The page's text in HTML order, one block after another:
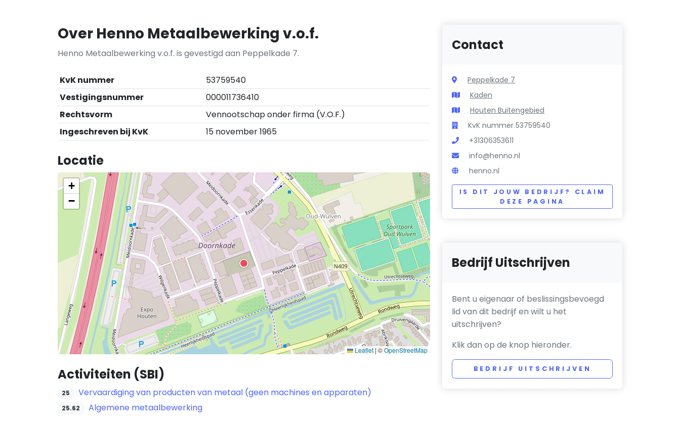
Over Henno Metaalbewerking v.o.f.
Henno Metaalbewerking v.o.f. is gevestigd aan Peppelkade 7.
KvK nummer
53759540
Vestigingsnummer
000011736410
Rechtsvorm
Vennootschap onder firma (V.O.F.)
Ingeschreven bij KvK
15 november 1965
Locatie
+
−
Leaflet | ©OpenStreetMap
Activiteiten (SBI)
25 Vervaardiging van producten van metaal (geen machines en apparaten)
25.62 Algemene metaalbewerking
Contact
Peppelkade 7
Kaden
Houten Buitengebied
KvK nummer 53759540
+31306353611
info@henno.nl
henno.nl
IS DIT JOUW BEDRIJF? CLAIM
DEZE PAGINA
Bedrijf Uitschrijven
Bent u eigenaar of beslissingsbevoegd
lid van dit bedrijf en wilt u het
uitschrijven?
Klik dan op de knop hieronder.
BEDRIJF UITSCHRIJVEN